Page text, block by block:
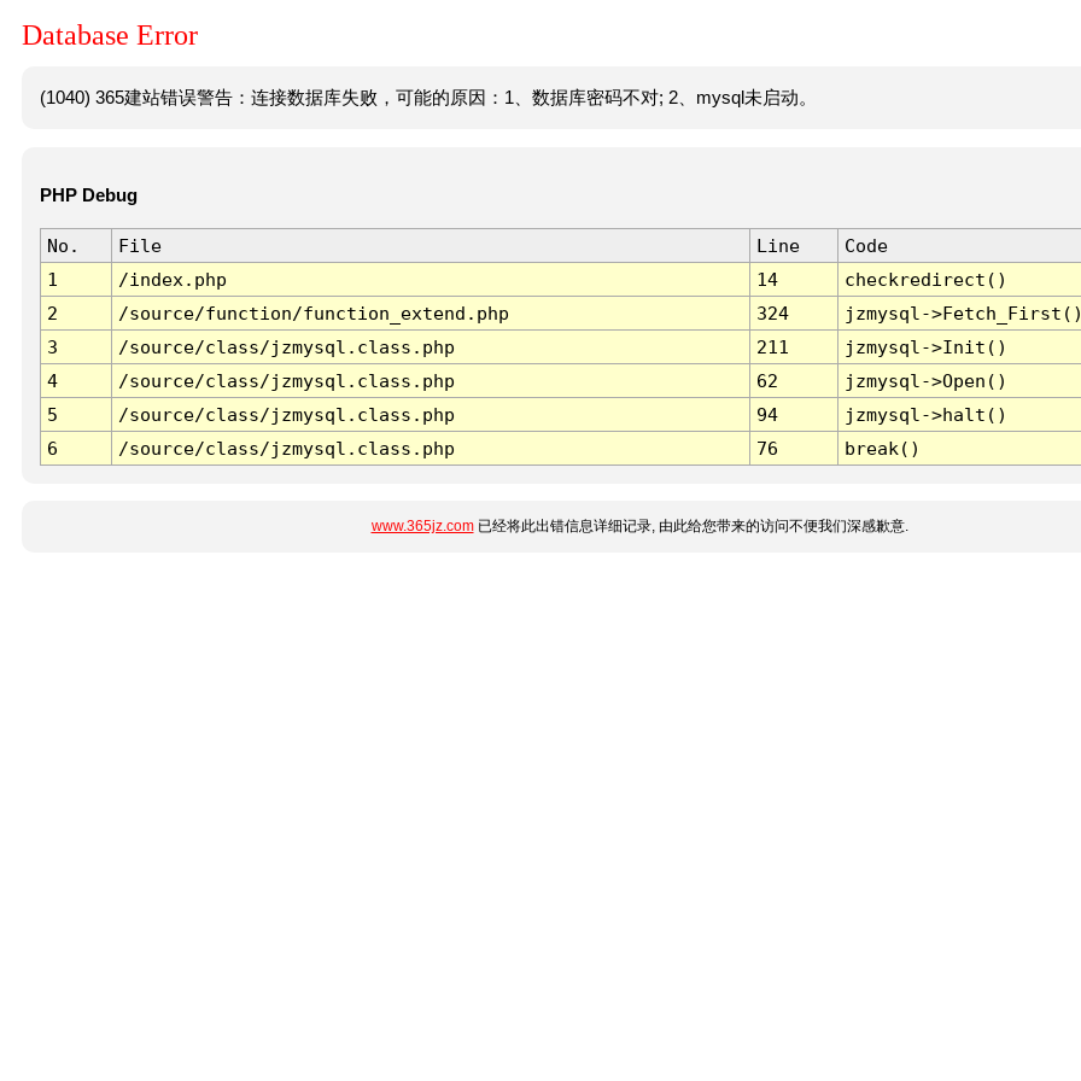
Database Error
(1040) 365建站错误警告：连接数据库失败，可能的原因：1、数据库密码不对; 2、mysql未启动。
PHP Debug
No. File Line
Code
1
/index.php 14
checkredirect()
2
/source/function/function_extend.php 324
jzmysql-
3
/source/class/jzmysql.class.php 211
jzmysql->Init()
4
/source/class/jzmysql.class.php 62
jzmysql->Open()
5
/source/class/jzmysql.class.php 94
jzmysql->halt()
6
/source/class/jzmysql.class.php 76 break()
www.365jz.com已经将此出错信息详细记录, 由此给您带来的访问不便我们深感歉意.